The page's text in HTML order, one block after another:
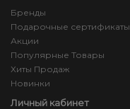
Бренды
Подарочные сертификаты
Акции
Популярные Товары
Хиты Продаж
Новинки
Личный кабинет